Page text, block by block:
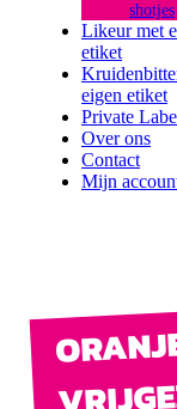
shotjes
Likeur met
etiket
eigen etiket
Private
Over ons
Contact
Mijn